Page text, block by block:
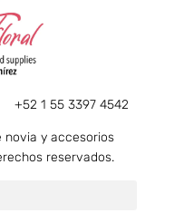
| +52 1 55 3397 4542
novia y accesorios
reservados.